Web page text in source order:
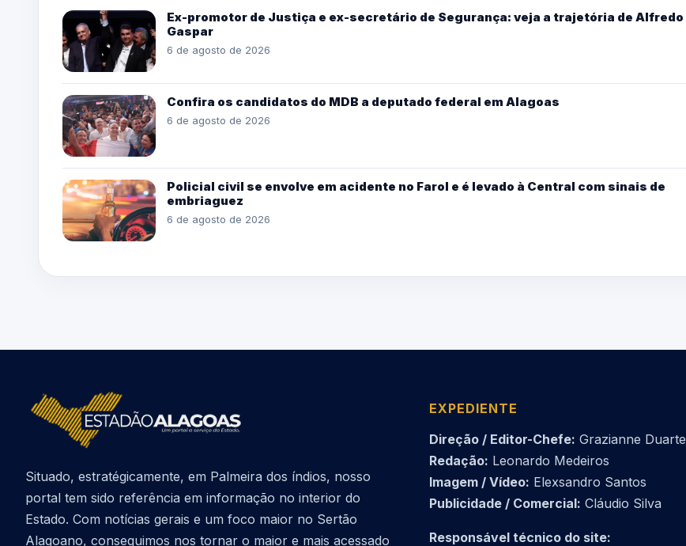
Ex-promotor de Justiça e ex-secretário de Segurança: veja a trajetória de Alfredo
Gaspar
6 de agosto de 2026
Confira os candidatos do MDB a deputado federal em Alagoas
6 de agosto de 2026
Policial civil se envolve em acidente no Farol e é levado à Central com sinais de
embriaguez
6 de agosto de 2026
Situado, estratégicamente, em Palmeira dos índios, nosso
portal tem sido referência em informação no interior do
Estado. Com notícias gerais e um foco maior no Sertão
Alagoano, conseguimos nos tornar o maior e mais acessado
EXPEDIENTE
Direção / Editor-Chefe: Grazianne Duarte
Redação: Leonardo Medeiros
Imagem / Vídeo: Elexsandro Santos
Publicidade / Comercial: Cláudio Silva
Responsável técnico do site: